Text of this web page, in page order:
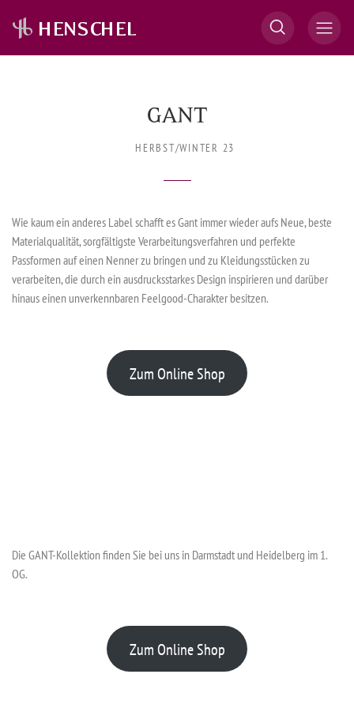
GANT
HERBST/WINTER 23
Wie kaum ein anderes Label schafft es Gant immer wieder aufs Neue, beste
Materialqualität, sorgfältigste Verarbeitungsverfahren und perfekte
Passformen auf einen Nenner zu bringen und zu Kleidungsstücken zu
verarbeiten, die durch ein ausdrucksstarkes Design inspirieren und darüber
hinaus einen unverkennbaren Feelgood-Charakter besitzen.
Zum Online Shop
Die GANT-Kollektion finden Sie bei uns in Darmstadt und Heidelberg im 1.
OG.
Zum Online Shop